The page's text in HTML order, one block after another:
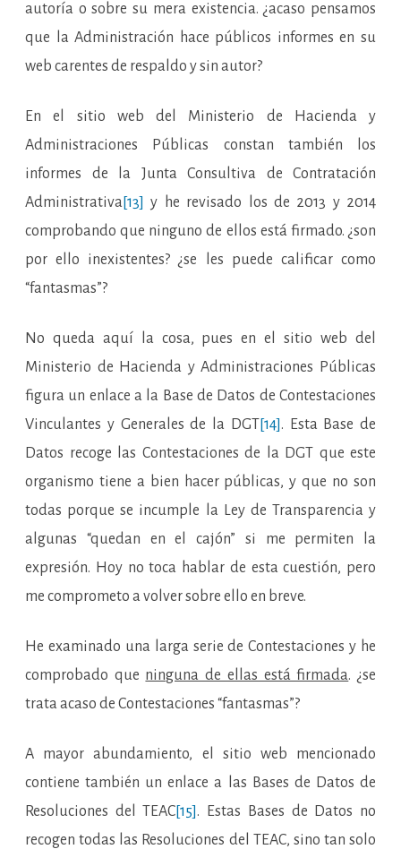
autoría o sobre su mera existencia. ¿acaso pensamos
que la Administración hace públicos informes en su
web carentes de respaldo y sin autor?
En el sitio web del Ministerio de Hacienda y
Administraciones Públicas constan también los
informes de la Junta Consultiva de Contratación
Administrativa[13] y he revisado los de 2013 y 2014
comprobando que ninguno de ellos está firmado. ¿son
por ello inexistentes? ¿se les puede calificar como
“fantasmas”?
No queda aquí la cosa, pues en el sitio web del
Ministerio de Hacienda y Administraciones Públicas
figura un enlace a la Base de Datos de Contestaciones
Vinculantes y Generales de la DGT[14]. Esta Base de
Datos recoge las Contestaciones de la DGT que este
organismo tiene a bien hacer públicas, y que no son
todas porque se incumple la Ley de Transparencia y
algunas “quedan en el cajón” si me permiten la
expresión. Hoy no toca hablar de esta cuestión, pero
me comprometo a volver sobre ello en breve.
He examinado una larga serie de Contestaciones y he
comprobado que ninguna de ellas está firmada. ¿se
trata acaso de Contestaciones “fantasmas”?
A mayor abundamiento, el sitio web mencionado
contiene también un enlace a las Bases de Datos de
Resoluciones del TEAC[15]. Estas Bases de Datos no
recogen todas las Resoluciones del TEAC, sino tan solo